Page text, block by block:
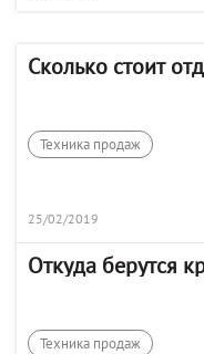
Сколько стоит
Техника продаж
25/02/2019
Откуда берутся
Техника продаж